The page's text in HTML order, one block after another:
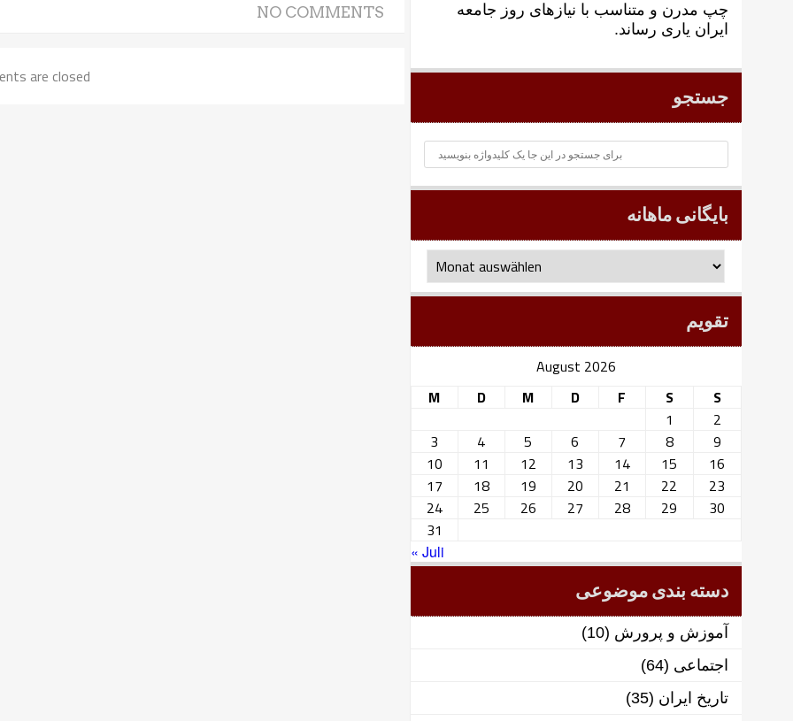
NO COMMENTS
are closed.
چپ مدرن و متناسب با نيازهای روز جامعه
ايران ياری رساند.
جستجو
بایگانی ماهانه
بایگانی
ماهانه
تقویم
August 2026
M
D M D F S
S
1
2
3
4 5 6 7 8
9
10
11 12 13 14 15
16
17
18 19 20 21 22
23
24
25 26 27 28 29
30
31
« Juli
دسته بندی موضوعی
آموزش و پرورش (10)
اجتماعی (64)
تاریخ ایران (35)